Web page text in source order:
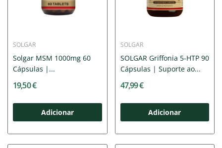
SOLGAR
Solgar MSM 1000mg 60
Cápsulas |...
19,50 €
Adicionar
SOLGAR
SOLGAR Griffonia 5-HTP 90
Cápsulas | Suporte ao...
47,99 €
Adicionar